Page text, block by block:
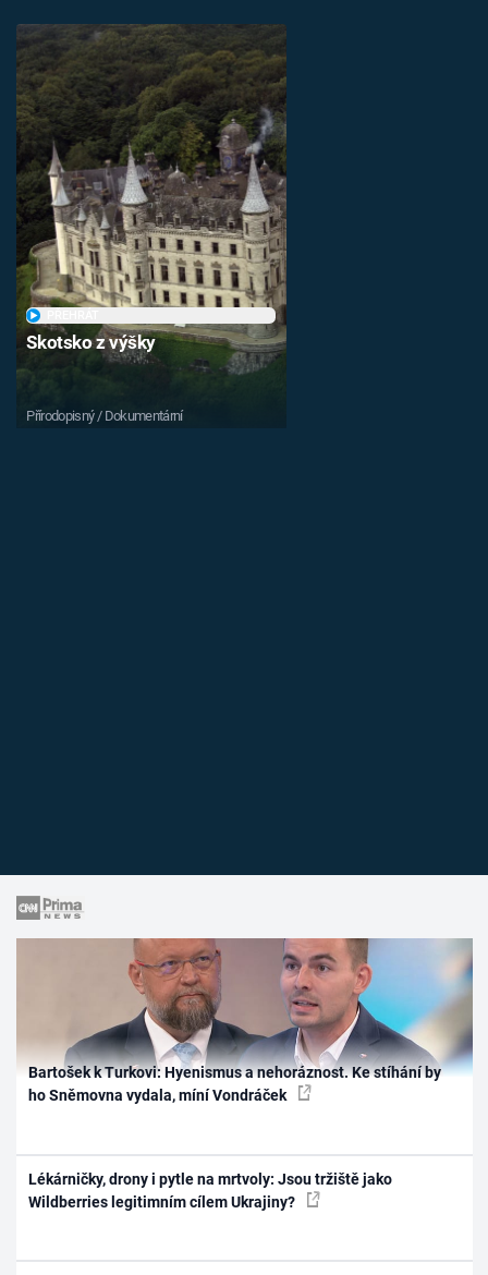
Skotsko z výšky
Přírodopisný / Dokumentární
Bartošek k Turkovi: Hyenismus a nehoráznost. Ke stíhání by
ho Sněmovna vydala, míní Vondráček
Lékárničky, drony i pytle na mrtvoly: Jsou tržiště jako
Wildberries legitimním cílem Ukrajiny?